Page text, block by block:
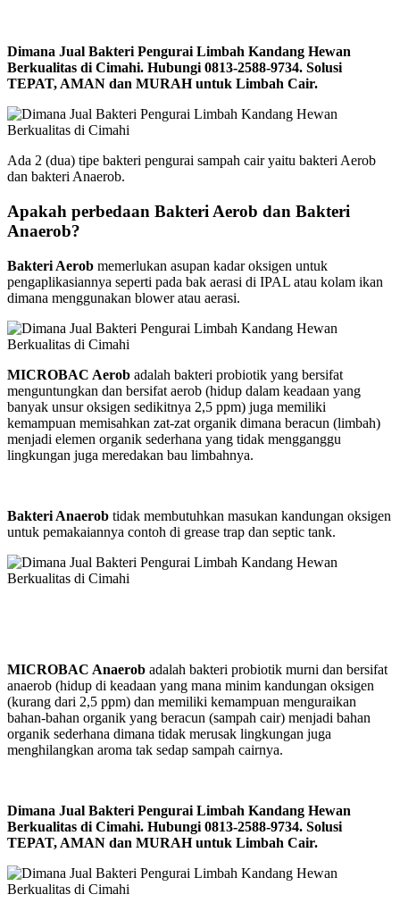
Dimana Jual Bakteri Pengurai Limbah Kandang Hewan
Berkualitas di Cimahi. Hubungi 0813-2588-9734. Solusi
TEPAT, AMAN dan MURAH untuk Limbah Cair.
Ada 2 (dua) tipe bakteri pengurai sampah cair yaitu bakteri Aerob
dan bakteri Anaerob.
Apakah perbedaan Bakteri Aerob dan Bakteri
Anaerob?
Bakteri Aerob memerlukan asupan kadar oksigen untuk
pengaplikasiannya seperti pada bak aerasi di IPAL atau kolam ikan
dimana menggunakan blower atau aerasi.
MICROBAC Aerob adalah bakteri probiotik yang bersifat
menguntungkan dan bersifat aerob (hidup dalam keadaan yang
banyak unsur oksigen sedikitnya 2,5 ppm) juga memiliki
kemampuan memisahkan zat-zat organik dimana beracun (limbah)
menjadi elemen organik sederhana yang tidak mengganggu
lingkungan juga meredakan bau limbahnya.
Bakteri Anaerob tidak membutuhkan masukan kandungan oksigen
untuk pemakaiannya contoh di grease trap dan septic tank.
MICROBAC Anaerob adalah bakteri probiotik murni dan bersifat
anaerob (hidup di keadaan yang mana minim kandungan oksigen
(kurang dari 2,5 ppm) dan memiliki kemampuan menguraikan
bahan-bahan organik yang beracun (sampah cair) menjadi bahan
organik sederhana dimana tidak merusak lingkungan juga
menghilangkan aroma tak sedap sampah cairnya.
Dimana Jual Bakteri Pengurai Limbah Kandang Hewan
Berkualitas di Cimahi. Hubungi 0813-2588-9734. Solusi
TEPAT, AMAN dan MURAH untuk Limbah Cair.